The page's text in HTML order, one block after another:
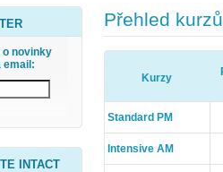
o novinky
email:
INTACT
Přehled kurzů
Kurzy
Standard PM
Intensive AM